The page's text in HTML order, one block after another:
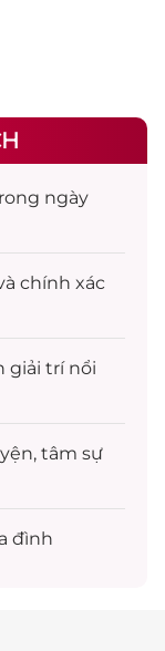
ngày
chính xác
giải trínổi
tâm sự
đình